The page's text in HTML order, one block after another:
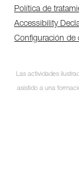
Política de
Accessibility
Configuración de
Las actividades
asistido a una